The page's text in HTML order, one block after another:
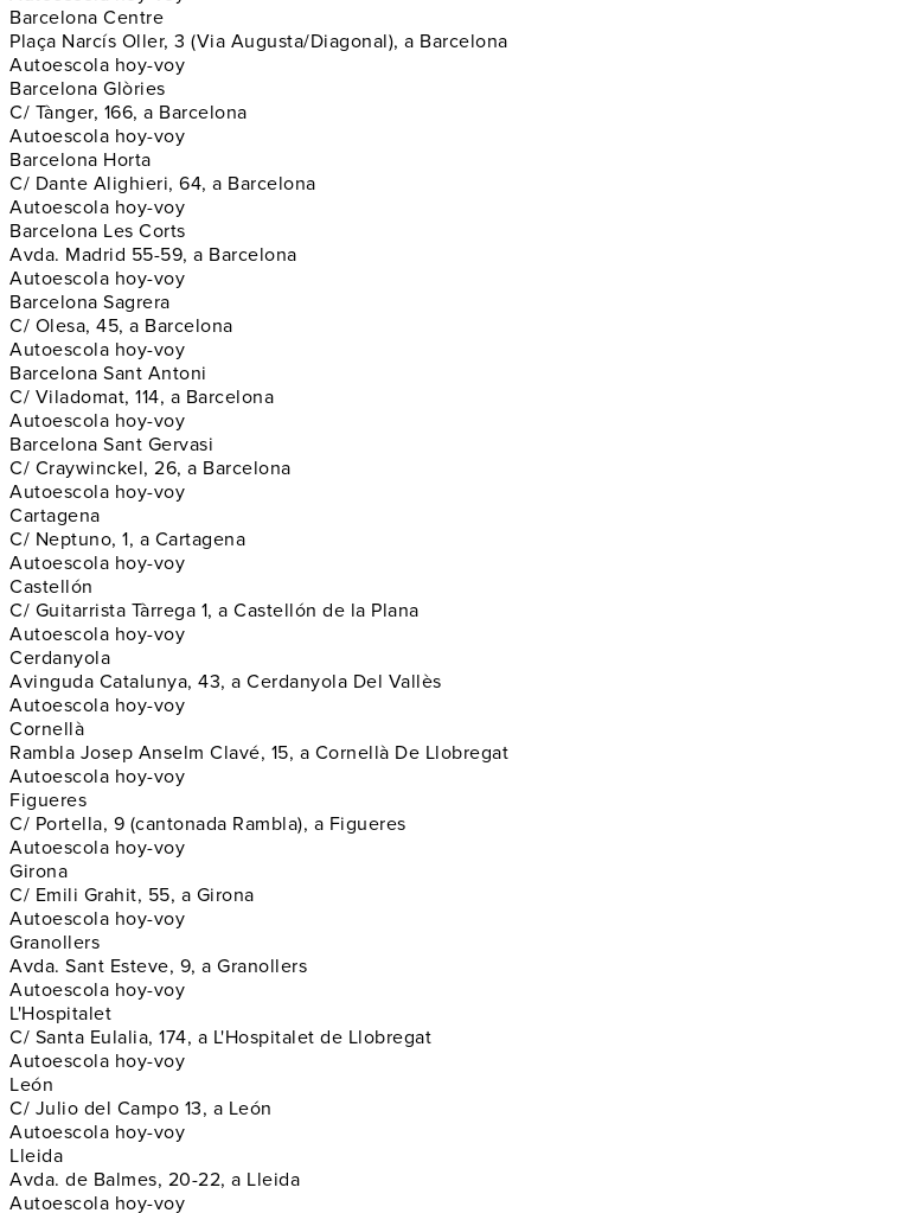
Barcelona Centre
Plaça Narcís Oller, 3 (Via Augusta/Diagonal), a Barcelona
Autoescola hoy-voy
Barcelona Glòries
C/ Tànger, 166, a Barcelona
Autoescola hoy-voy
Barcelona Horta
C/ Dante Alighieri, 64, a Barcelona
Autoescola hoy-voy
Barcelona Les Corts
Avda. Madrid 55-59, a Barcelona
Autoescola hoy-voy
Barcelona Sagrera
C/ Olesa, 45, a Barcelona
Autoescola hoy-voy
Barcelona Sant Antoni
C/ Viladomat, 114, a Barcelona
Autoescola hoy-voy
Barcelona Sant Gervasi
C/ Craywinckel, 26, a Barcelona
Autoescola hoy-voy
Cartagena
C/ Neptuno, 1, a Cartagena
Autoescola hoy-voy
Castellón
C/ Guitarrista Tàrrega 1, a Castellón de la Plana
Autoescola hoy-voy
Cerdanyola
Avinguda Catalunya, 43, a Cerdanyola Del Vallès
Autoescola hoy-voy
Cornellà
Rambla Josep Anselm Clavé, 15, a Cornellà De Llobregat
Autoescola hoy-voy
Figueres
C/ Portella, 9 (cantonada Rambla), a Figueres
Autoescola hoy-voy
Girona
C/ Emili Grahit, 55, a Girona
Autoescola hoy-voy
Granollers
Avda. Sant Esteve, 9, a Granollers
Autoescola hoy-voy
L'Hospitalet
C/ Santa Eulalia, 174, a L'Hospitalet de Llobregat
Autoescola hoy-voy
León
C/ Julio del Campo 13, a León
Autoescola hoy-voy
Lleida
Avda. de Balmes, 20-22, a Lleida
Autoescola hoy-voy